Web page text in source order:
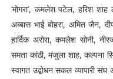
‘मोगरा’, कमलेश पटेल, हरिश
अब्बास भाई बोहरा, अमित जैन,
हार्दिक अरोरा, कमलेश सोनी,
समता कांठी, मंजुला शाह, कल्पना
स्वागत उद्बोधन सकल व्यापारी